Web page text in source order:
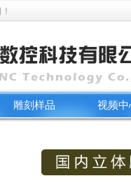
雕刻样品 视频中